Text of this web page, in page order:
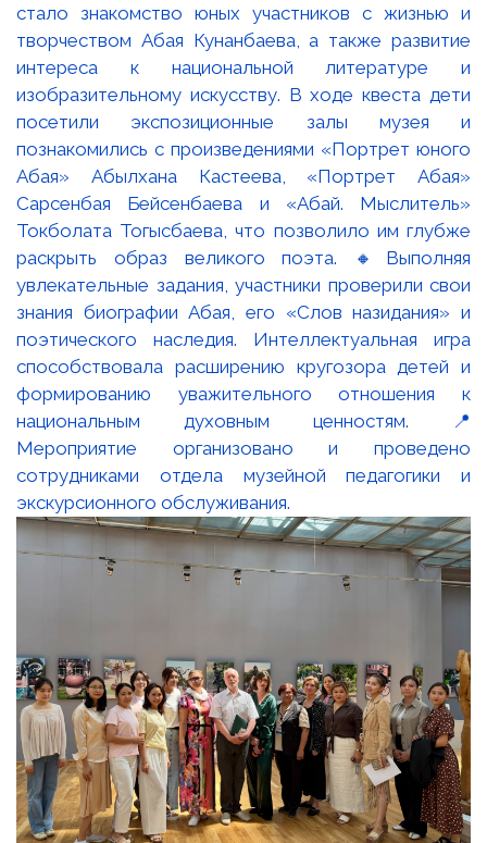
стало знакомство юных участников с жизнью и
творчеством Абая Кунанбаева, а также развитие
интереса к национальной литературе и
изобразительному искусству. В ходе квеста дети
посетили экспозиционные залы музея и
познакомились с произведениями «Портрет юного
Абая» Абылхана Кастеева, «Портрет Абая»
Сарсенбая Бейсенбаева и «Абай. Мыслитель»
Токболата Тогысбаева, что позволило им глубже
раскрыть образ великого поэта. 🔸Выполняя
увлекательные задания, участники проверили свои
знания биографии Абая, его «Слов назидания» и
поэтического наследия. Интеллектуальная игра
способствовала расширению кругозора детей и
формированию уважительного отношения к
национальным духовным ценностям. 📍
Мероприятие организовано и проведено
сотрудниками отдела музейной педагогики и
экскурсионного обслуживания.